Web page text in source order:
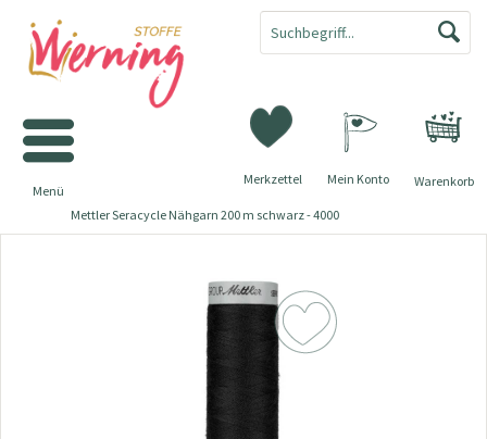
Warenkorb
Merkzettel Mein Konto
Menü
Mettler Seracycle Nähgarn 200 m schwarz - 4000